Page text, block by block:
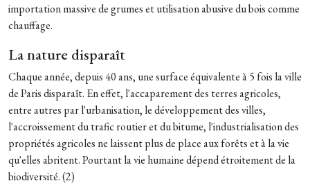
importation massive de grumes et utilisation abusive du bois comme
chauffage.
La nature disparaît
Chaque année, depuis 40 ans, une surface équivalente à 5 fois la ville
de Paris disparaît. En effet, l'accaparement des terres agricoles,
entre autres par l'urbanisation, le développement des villes,
l'accroissement du trafic routier et du bitume, l'industrialisation des
propriétés agricoles ne laissent plus de place aux forêts et à la vie
qu'elles abritent. Pourtant la vie humaine dépend étroitement de la
biodiversité. (2)